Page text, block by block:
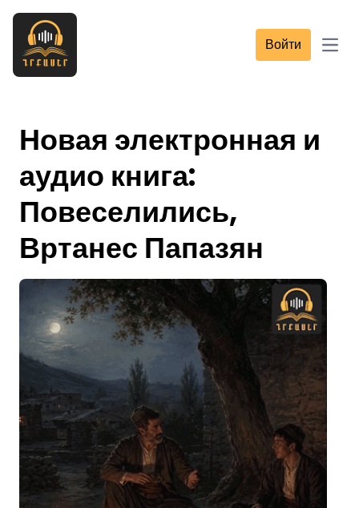
Войти
Новая электронная и
аудио книга:
Повеселились,
Вртанес Папазян